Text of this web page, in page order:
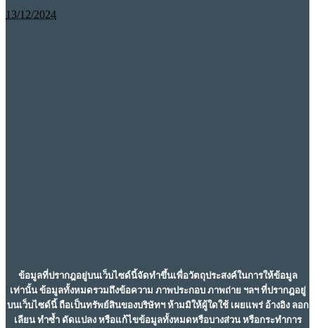
13/12/2024
ข้อมูลที่ปรากฎอยู่บนเว็บไซด์นี้จัดทำขึ้นเพื่อวัตถุประสงค์ในการให้ข้อมูล
เท่านั้น ข้อมูลทั้งหมดรวมถึงข้อความ ภาพประกอบ ภาพถ่าย ฯลฯ ที่ปรากฎอยู่
บนเว็บไซด์นี้ ถือเป็นทรัพย์สินของบริษัทฯ ห้ามมิให้ผู้ใดใช้ เผยแพร่ อ้างอิง ลอก
เลียน ทำซ้ำ ดัดแปลง หรือแก้ไขข้อมูลทั้งหมดหรือบางส่วน หรือกระทำการ